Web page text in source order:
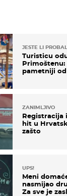
JESTE LI
Turisticu
Primoštenu:
pametniji od
ZANIMLJIVO
Registracija
hit u
zašto
UPS!
Meni
nasmijao
Za sve je